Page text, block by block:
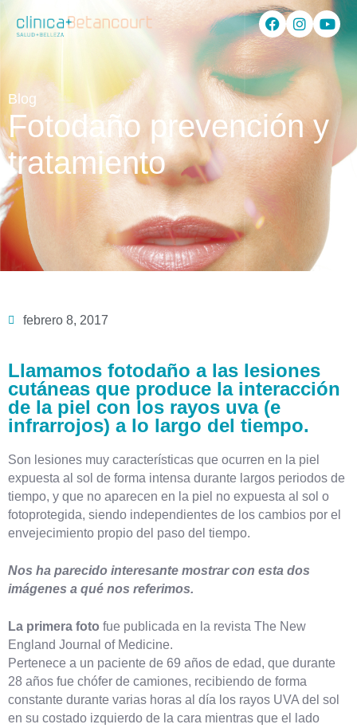
Blog
Fotodaño prevención y
tratamiento
febrero 8, 2017
Llamamos fotodaño a las lesiones
cutáneas que produce la interacción
de la piel con los rayos uva (e
infrarrojos) a lo largo del tiempo.
Son lesiones muy características que ocurren en la piel
expuesta al sol de forma intensa durante largos periodos de
tiempo, y que no aparecen en la piel no expuesta al sol o
fotoprotegida, siendo independientes de los cambios por el
envejecimiento propio del paso del tiempo.
Nos ha parecido interesante mostrar con esta dos
imágenes a qué nos referimos.
La primera foto fue publicada en la revista The New
England Journal of Medicine.
Pertenece a un paciente de 69 años de edad, que durante
28 años fue chófer de camiones, recibiendo de forma
constante durante varias horas al día los rayos UVA del sol
en su costado izquierdo de la cara mientras que el lado